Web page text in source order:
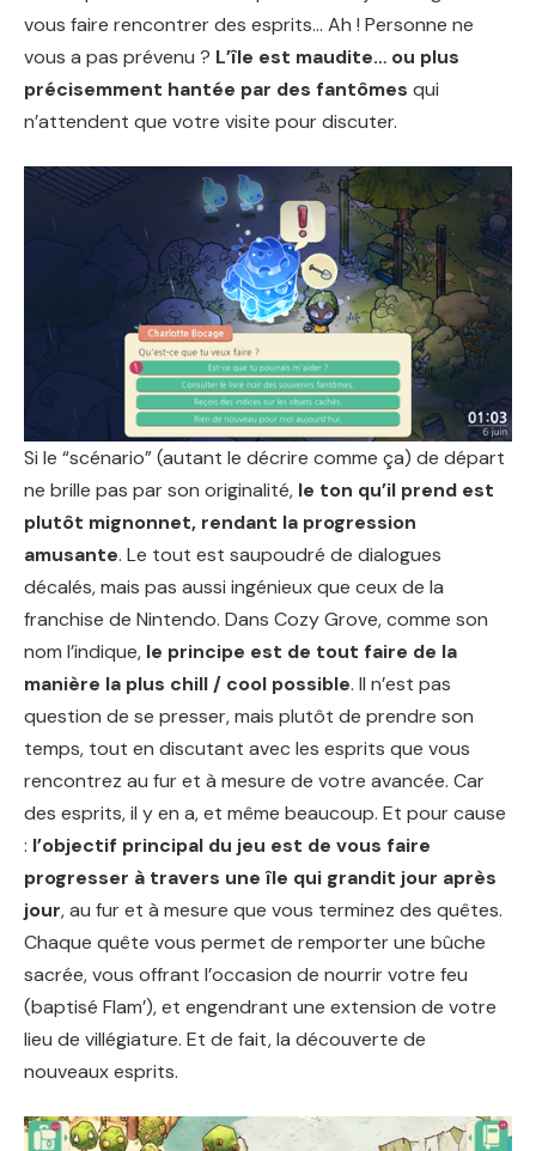
vous faire rencontrer des esprits… Ah ! Personne ne
vous a pas prévenu ? L’île est maudite… ou plus
précisemment hantée par des fantômes qui
n’attendent que votre visite pour discuter.
Si le “scénario” (autant le décrire comme ça) de départ
ne brille pas par son originalité, le ton qu’il prend est
plutôt mignonnet, rendant la progression
amusante. Le tout est saupoudré de dialogues
décalés, mais pas aussi ingénieux que ceux de la
franchise de Nintendo. Dans Cozy Grove, comme son
nom l’indique, le principe est de tout faire de la
manière la plus chill / cool possible. Il n’est pas
question de se presser, mais plutôt de prendre son
temps, tout en discutant avec les esprits que vous
rencontrez au fur et à mesure de votre avancée. Car
des esprits, il y en a, et même beaucoup. Et pour cause
: l’objectif principal du jeu est de vous faire
progresser à travers une île qui grandit jour après
jour, au fur et à mesure que vous terminez des quêtes.
Chaque quête vous permet de remporter une bûche
sacrée, vous offrant l’occasion de nourrir votre feu
(baptisé Flam’), et engendrant une extension de votre
lieu de villégiature. Et de fait, la découverte de
nouveaux esprits.